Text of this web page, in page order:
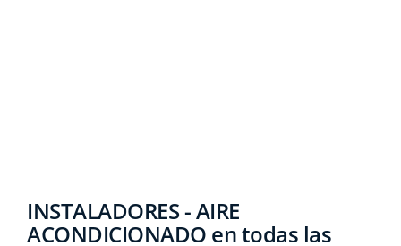
INSTALADORES - AIRE
ACONDICIONADO en todas las